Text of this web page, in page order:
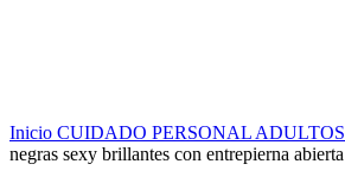
Inicio CUIDADO PERSONAL ADULTOS
negras sexy brillantes con entrepierna abierta